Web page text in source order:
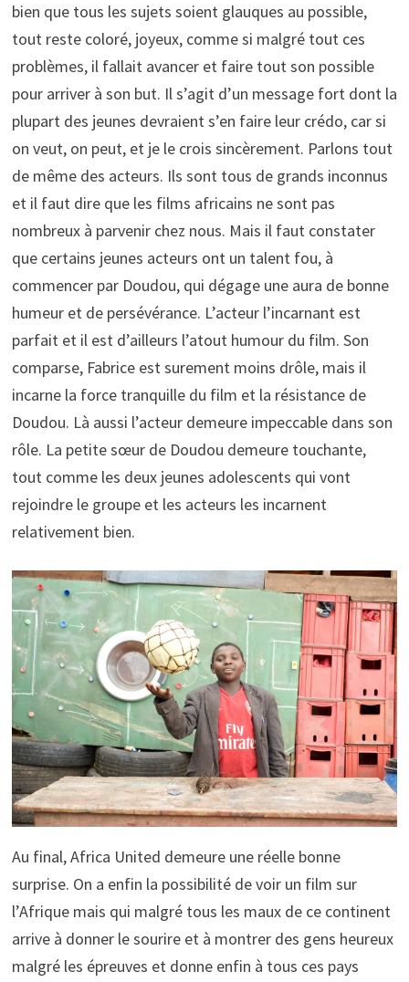
bien que tous les sujets soient glauques au possible,
tout reste coloré, joyeux, comme si malgré tout ces
problèmes, il fallait avancer et faire tout son possible
pour arriver à son but. Il s’agit d’un message fort dont la
plupart des jeunes devraient s’en faire leur crédo, car si
on veut, on peut, et je le crois sincèrement. Parlons tout
de même des acteurs. Ils sont tous de grands inconnus
et il faut dire que les films africains ne sont pas
nombreux à parvenir chez nous. Mais il faut constater
que certains jeunes acteurs ont un talent fou, à
commencer par Doudou, qui dégage une aura de bonne
humeur et de persévérance. L’acteur l’incarnant est
parfait et il est d’ailleurs l’atout humour du film. Son
comparse, Fabrice est surement moins drôle, mais il
incarne la force tranquille du film et la résistance de
Doudou. Là aussi l’acteur demeure impeccable dans son
rôle. La petite sœur de Doudou demeure touchante,
tout comme les deux jeunes adolescents qui vont
rejoindre le groupe et les acteurs les incarnent
relativement bien.
Au final, Africa United demeure une réelle bonne
surprise. On a enfin la possibilité de voir un film sur
l’Afrique mais qui malgré tous les maux de ce continent
arrive à donner le sourire et à montrer des gens heureux
malgré les épreuves et donne enfin à tous ces pays